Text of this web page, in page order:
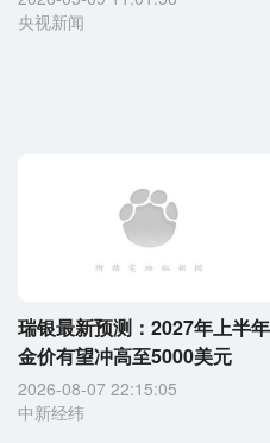
央视新闻
瑞银最新预测：2027年上半年
金价有望冲高至5000美元
2026-08-07 22:15:05
中新经纬